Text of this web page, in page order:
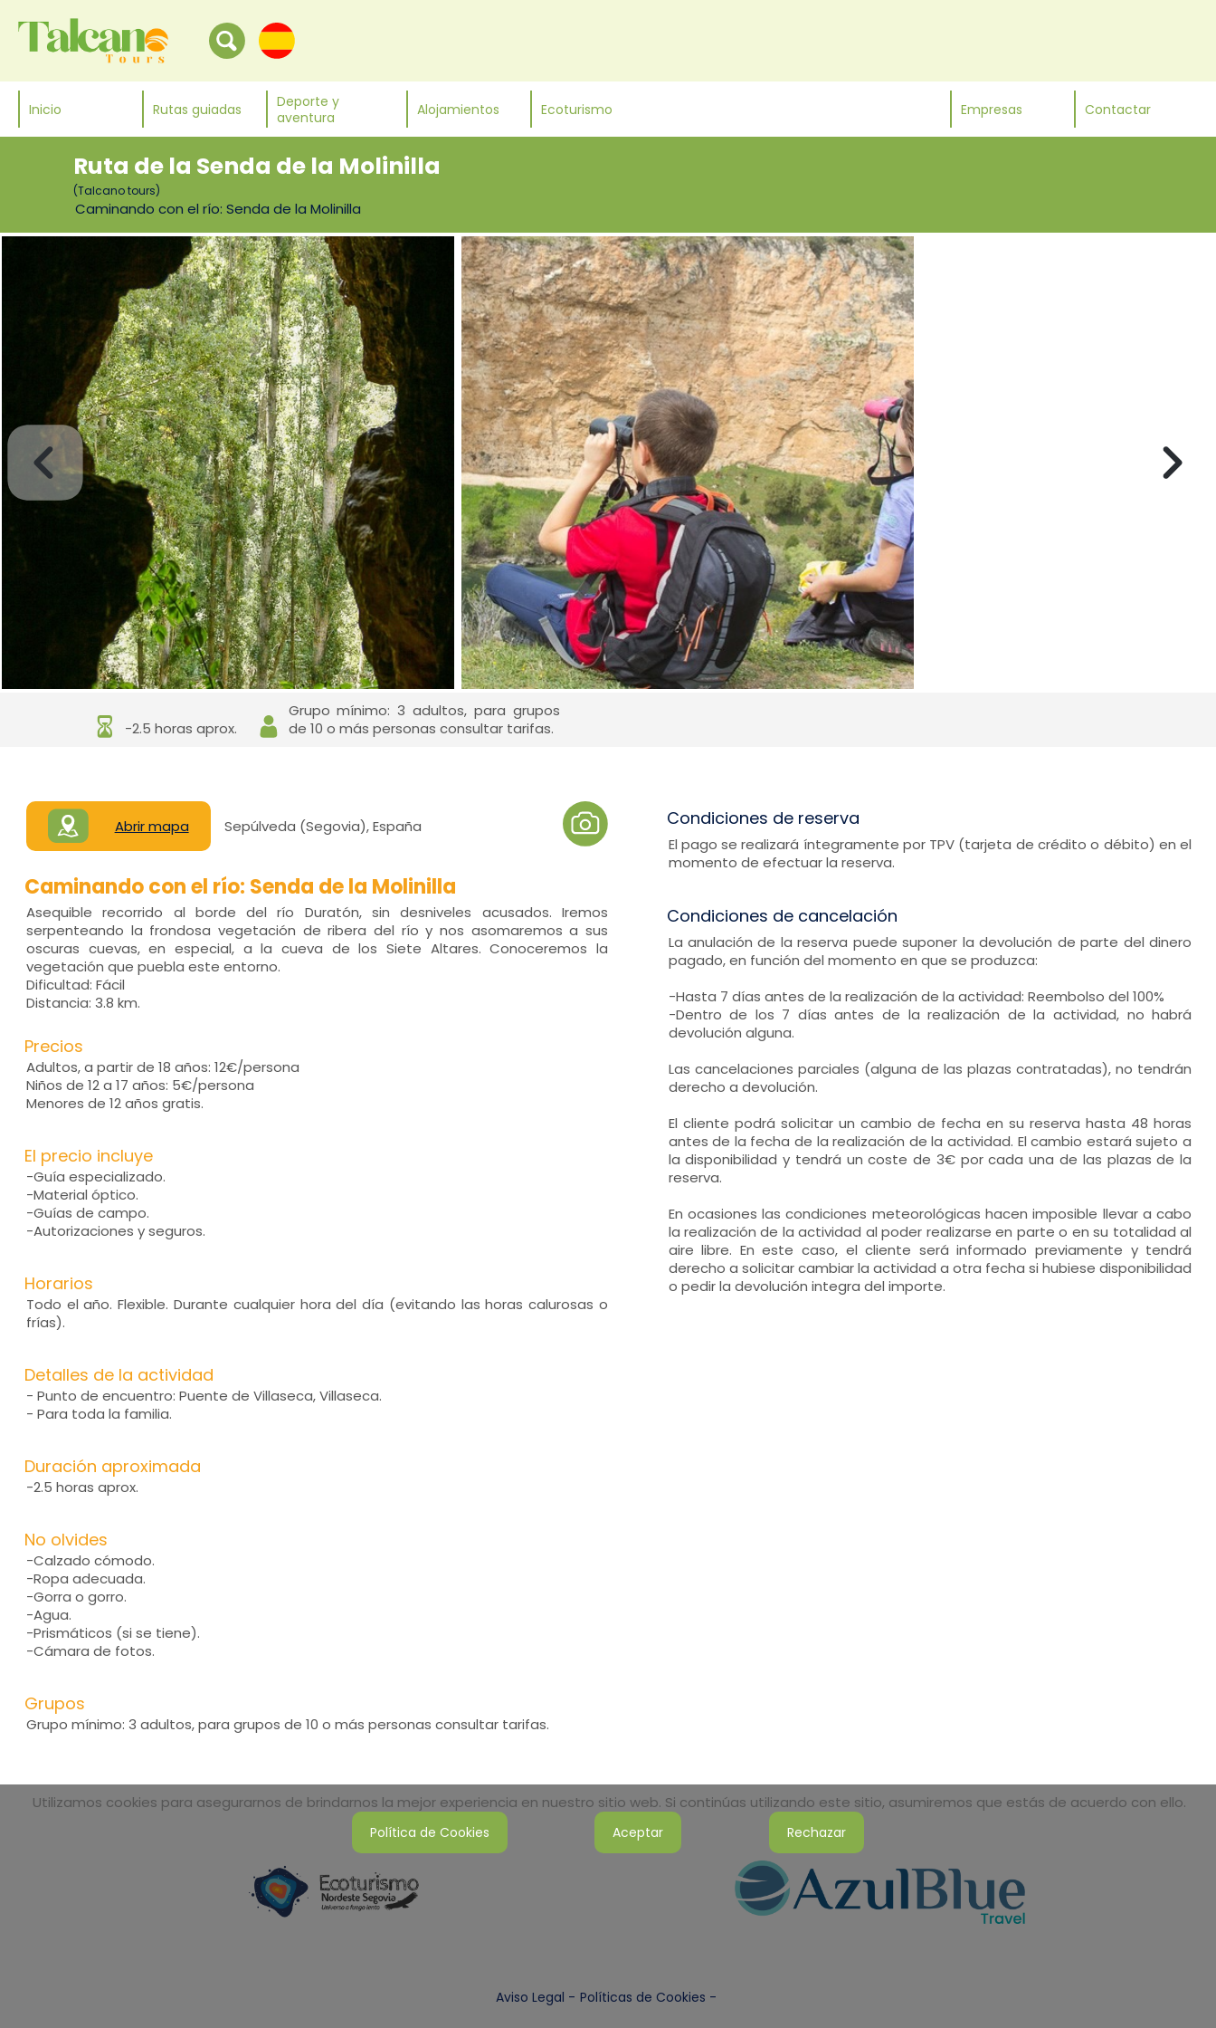
Inicio Rutas guiadas
Deporte y
aventura
Alojamientos Ecoturismo Empresas Contactar
Ruta de la Senda de la Molinilla
(Talcano tours)
Caminando con el río: Senda de la Molinilla
-2.5 horas aprox.
Grupo mínimo: 3 adultos, para grupos
de 10 o más personas consultar tarifas.
Abrir mapa Sepúlveda (Segovia), España
Caminando con el río: Senda de la Molinilla
Asequible recorrido al borde del río Duratón, sin desniveles acusados. Iremos
serpenteando la frondosa vegetación de ribera del río y nos asomaremos a sus
oscuras cuevas, en especial, a la cueva de los Siete Altares. Conoceremos la
vegetación que puebla este entorno.
Dificultad: Fácil
Distancia: 3.8 km.
Precios
Adultos, a partir de 18 años: 12€/persona
Niños de 12 a 17 años: 5€/persona
Menores de 12 años gratis.
El precio incluye
-Guía especializado.
-Material óptico.
-Guías de campo.
-Autorizaciones y seguros.
Horarios
Todo el año. Flexible. Durante cualquier hora del día (evitando las horas calurosas o
frías).
Detalles de la actividad
- Punto de encuentro: Puente de Villaseca, Villaseca.
- Para toda la familia.
Duración aproximada
-2.5 horas aprox.
No olvides
-Calzado cómodo.
-Ropa adecuada.
-Gorra o gorro.
-Agua.
-Prismáticos (si se tiene).
-Cámara de fotos.
Grupos
Grupo mínimo: 3 adultos, para grupos de 10 o más personas consultar tarifas.
Condiciones de reserva
El pago se realizará íntegramente por TPV (tarjeta de crédito o débito) en el
momento de efectuar la reserva.
Condiciones de cancelación
La anulación de la reserva puede suponer la devolución de parte del dinero
pagado, en función del momento en que se produzca:
-Hasta 7 días antes de la realización de la actividad: Reembolso del 100%
-Dentro de los 7 días antes de la realización de la actividad, no habrá
devolución alguna.
Las cancelaciones parciales (alguna de las plazas contratadas), no tendrán
derecho a devolución.
El cliente podrá solicitar un cambio de fecha en su reserva hasta 48 horas
antes de la fecha de la realización de la actividad. El cambio estará sujeto a
la disponibilidad y tendrá un coste de 3€ por cada una de las plazas de la
reserva.
En ocasiones las condiciones meteorológicas hacen imposible llevar a cabo
la realización de la actividad al poder realizarse en parte o en su totalidad al
aire libre. En este caso, el cliente será informado previamente y tendrá
derecho a solicitar cambiar la actividad a otra fecha si hubiese disponibilidad
o pedir la devolución integra del importe.
Aviso Legal - Políticas de Cookies -
Utilizamos cookies para asegurarnos de brindarnos la mejor experiencia en nuestro sitio web. Si continúas utilizando este sitio, asumiremos que estás de acuerdo con ello.
Política de Cookies Aceptar Rechazar